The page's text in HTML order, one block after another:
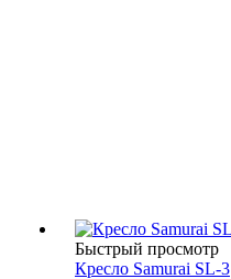
Быстрый просмотр
Кресло Samurai SL-3